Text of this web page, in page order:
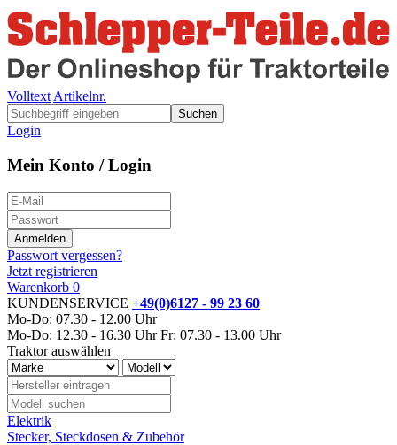
Volltext Artikelnr.
Suchen
Login
Mein Konto / Login
Passwort vergessen?
Jetzt registrieren
Warenkorb 0
KUNDENSERVICE +49(0)6127 - 99 23 60
Mo-Do: 07.30 - 12.00 Uhr
Mo-Do: 12.30 - 16.30 Uhr Fr: 07.30 - 13.00 Uhr
Traktor auswählen
Elektrik
Stecker, Steckdosen & Zubehör